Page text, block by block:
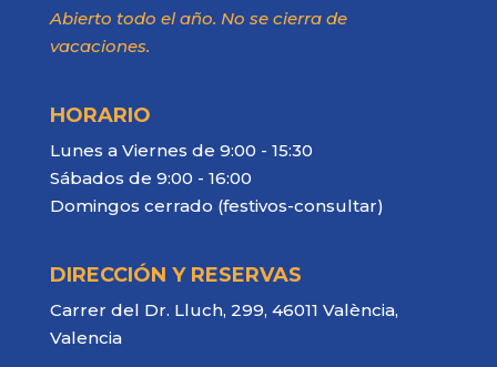
Abierto todo el año. No se cierra de
vacaciones.
HORARIO
Lunes a Viernes de 9:00 - 15:30
Sábados de 9:00 - 16:00
Domingos cerrado (festivos-consultar)
DIRECCIÓN Y RESERVAS
Carrer del Dr. Lluch, 299, 46011 València,
Valencia